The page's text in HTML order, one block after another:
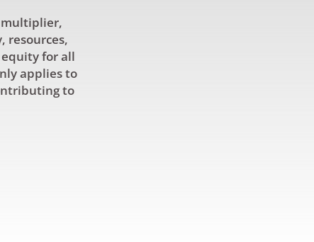
multiplier,
resources,
for all
applies to
to